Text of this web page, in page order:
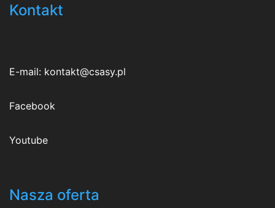
Kontakt
E-mail: kontakt@csasy.pl
Facebook
Youtube
Nasza oferta